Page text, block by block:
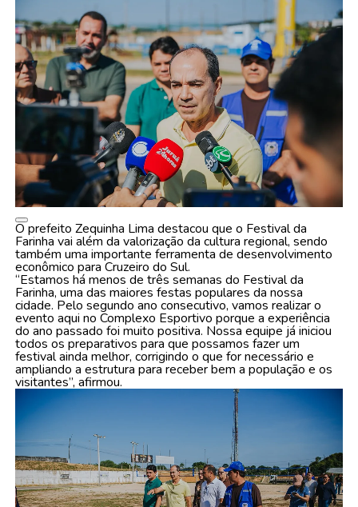
O prefeito Zequinha Lima destacou que o Festival da
Farinha vai além da valorização da cultura regional, sendo
também uma importante ferramenta de desenvolvimento
econômico para Cruzeiro do Sul.
“Estamos há menos de três semanas do Festival da
Farinha, uma das maiores festas populares da nossa
cidade. Pelo segundo ano consecutivo, vamos realizar o
evento aqui no Complexo Esportivo porque a experiência
do ano passado foi muito positiva. Nossa equipe já iniciou
todos os preparativos para que possamos fazer um
festival ainda melhor, corrigindo o que for necessário e
ampliando a estrutura para receber bem a população e os
visitantes”, afirmou.